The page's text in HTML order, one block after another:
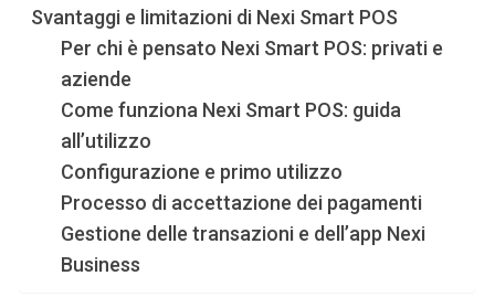
Svantaggi e limitazioni di Nexi Smart POS
Per chi è pensato Nexi Smart POS: privati e
aziende
Come funziona Nexi Smart POS: guida
all’utilizzo
Configurazione e primo utilizzo
Processo di accettazione dei pagamenti
Gestione delle transazioni e dell’app Nexi
Business